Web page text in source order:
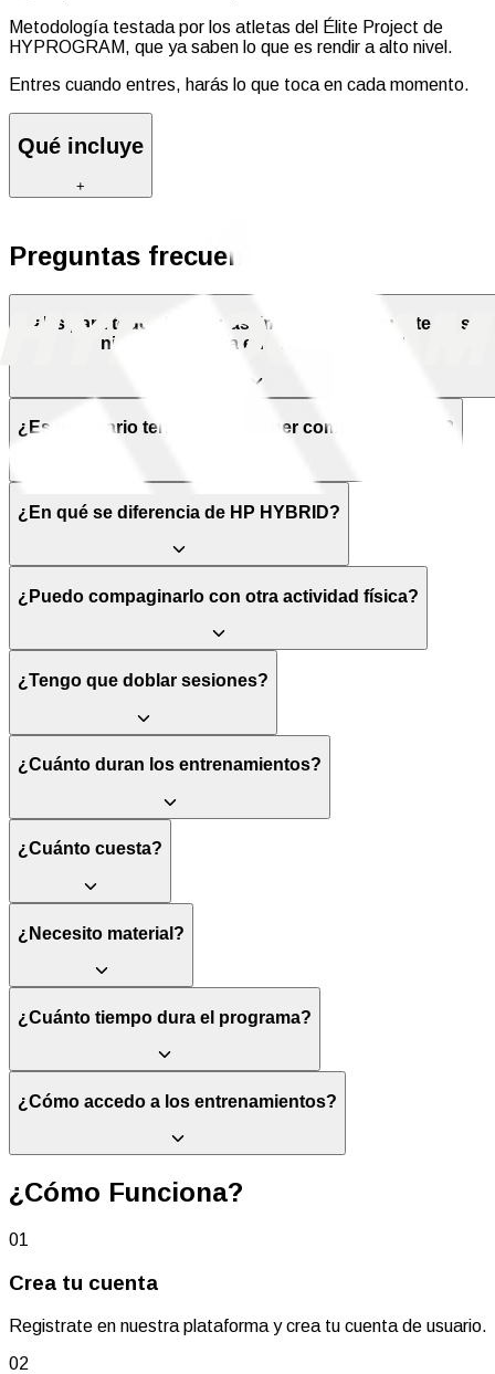
Metodología testada por los atletas del Élite Project de
HYPROGRAM, que ya saben lo que es rendir a alto nivel.
Entres cuando entres, harás lo que toca en cada momento.
Qué incluye
+
Fuerza general, fuerza específica, carrera, resistencia,
transiciones, potencia y control de ritmos.
Días y sesiones estructurados por prioridad
Las sesiones vienen ordenadas por estricto orden de prioridad.
Trabaja con la total seguridad de que has cumplido con la
programación.
Periodización por bloques para cada evento
Bloques limpios y estructurados en carga, volumen y tiempo
para llegar al pico de forma exacto en cada fecha del
Vídeos explicativos
Ejecución de cada ejercicio en vídeo y explicación de cada
mesociclo para que entiendas el porqué de cada semana.
Tips de competición
Gestión avanzada de ritmos, estrategia por estaciones y todo
lo que marca la diferencia cuando compites en serio.
Comunidad en Telegram
Grupo privado con todo el staff de Hyprogram. La mayor
comunidad de entrenamiento HYROX de España.
Preguntas frecuentes
¿Es para todos los atletas, independientemente de su
nivel o categoría en la que compitan?
¿Es necesario tener nivel o haber competido antes?
¿En qué se diferencia de HP HYBRID?
¿Puedo compaginarlo con otra actividad física?
¿Tengo que doblar sesiones?
¿Cuánto duran los entrenamientos?
¿Cuánto cuesta?
¿Necesito material?
¿Cuánto tiempo dura el programa?
¿Cómo accedo a los entrenamientos?
¿Cómo Funciona?
01
Crea tu cuenta
Registrate en nuestra plataforma y crea tu cuenta de usuario.
02